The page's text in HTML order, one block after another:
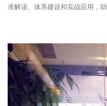
准解读、体系建设和实战应用，